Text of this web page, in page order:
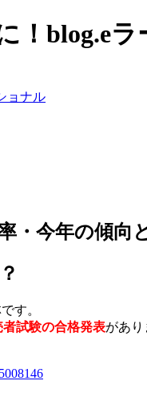
！blog.eラ
ョナル
・今年の傾向
す。
試験の合格発表があ